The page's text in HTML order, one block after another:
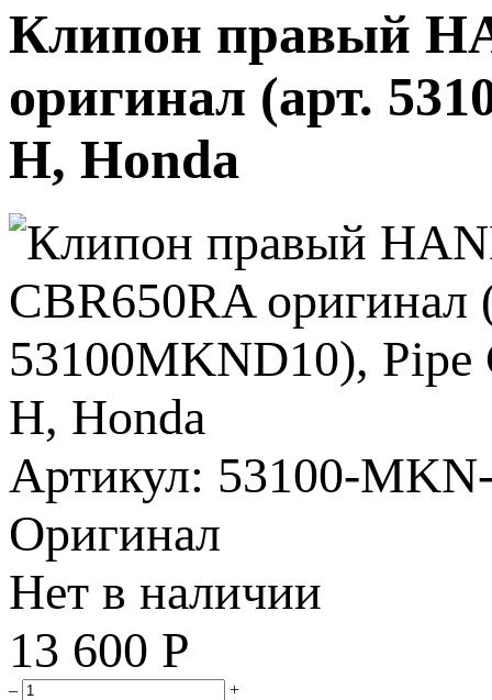
Клипон правый
оригинал (арт.
H, Honda
Артикул: 53100-
Оригинал
Нет в наличии
13 600 Р
– +